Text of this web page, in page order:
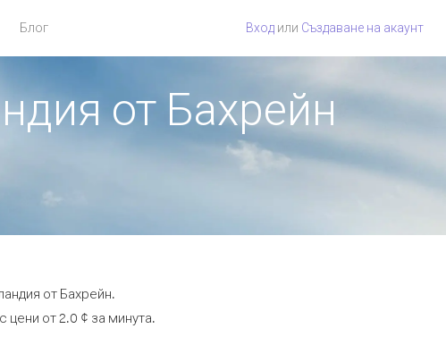
Блог Вход или Създаване на акаунт
от Бахрейн
от Бахрейн.
от 2.0 ¢ за минута.